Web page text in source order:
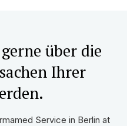
über die
Ihrer
Service in Berlin at